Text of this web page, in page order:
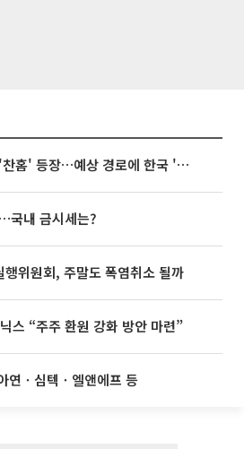
태풍 '돌핀' 이어 '찬홈' 등장…예상 경로에 한국 '한숨'
국내 금시세는?
위원회, 주말도 폭염취소 될까
스 “주주 환원 강화 방안 마련”
연ㆍ심텍ㆍ엘앤에프 등